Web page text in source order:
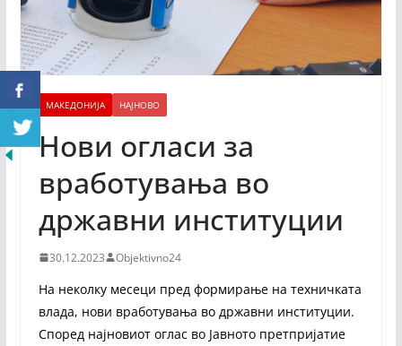
МАКЕДОНИЈА НАЈНОВО
Нови огласи за
вработувања во
државни институции
30.12.2023 Objektivno24
На неколку месеци пред формирање на техничката
влада, нови вработувања во државни институции.
Според најновиот оглас во Јавното претпријатие